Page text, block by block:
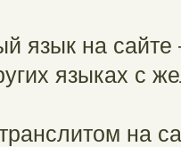
язык на сайте
языках с
на